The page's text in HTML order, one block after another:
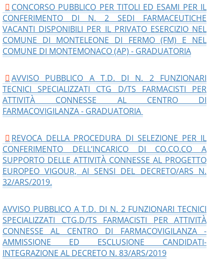
CONCORSO PUBBLICO PER TITOLI ED ESAMI PER IL
CONFERIMENTO DI N. 2 SEDI FARMACEUTICHE
VACANTI DISPONIBILI PER IL PRIVATO ESERCIZIO NEL
COMUNE DI MONTELEONE DI FERMO (FM) E NEL
COMUNE DI MONTEMONACO (AP) - GRADUATORIA
AVVISO PUBBLICO A T.D. DI N. 2 FUNZIONARI
TECNICI SPECIALIZZATI CTG D/TS FARMACISTI PER
ATTIVITÀ CONNESSE AL CENTRO DI
FARMACOVIGILANZA - GRADUATORIA
REVOCA DELLA PROCEDURA DI SELEZIONE PER IL
CONFERIMENTO DELL’INCARICO DI CO.CO.CO A
SUPPORTO DELLE ATTIVITÀ CONNESSE AL PROGETTO
EUROPEO VIGOUR, AI SENSI DEL DECRETO/ARS N.
32/ARS/2019.
AVVISO PUBBLICO A T.D. DI N. 2 FUNZIONARI TECNICI
SPECIALIZZATI CTG.D/TS FARMACISTI PER ATTIVITÀ
CONNESSE AL CENTRO DI FARMACOVIGILANZA -
AMMISSIONE ED ESCLUSIONE CANDIDATI-
INTEGRAZIONE AL DECRETO N. 83/ARS/2019